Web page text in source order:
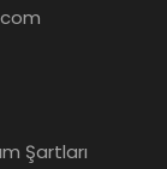
Şartları